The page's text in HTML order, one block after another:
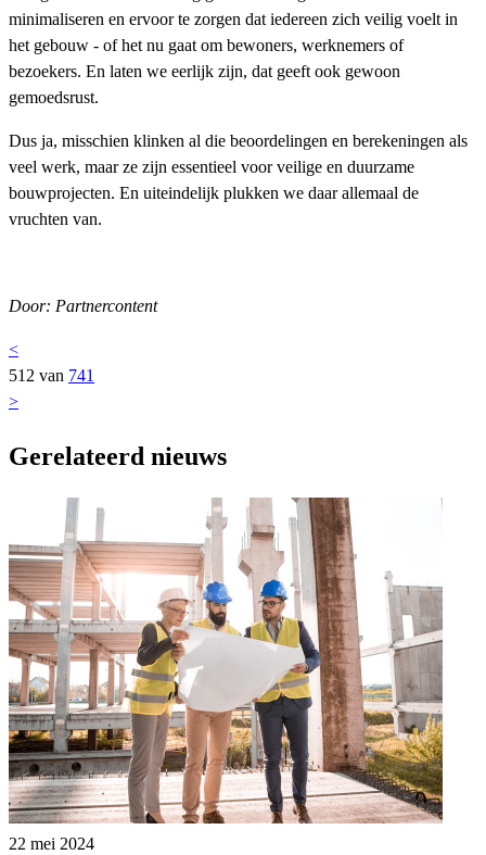
minimaliseren en ervoor te zorgen dat iedereen zich veilig voelt in
het gebouw - of het nu gaat om bewoners, werknemers of
bezoekers. En laten we eerlijk zijn, dat geeft ook gewoon
gemoedsrust.
Dus ja, misschien klinken al die beoordelingen en berekeningen als
veel werk, maar ze zijn essentieel voor veilige en duurzame
bouwprojecten. En uiteindelijk plukken we daar allemaal de
vruchten van.
Door: Partnercontent
<
512 van 741
>
Gerelateerd nieuws
22 mei 2024